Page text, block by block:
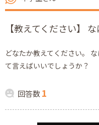
【教えてください】
どなたか教えてください。
て言えばいいでしょうか？
回答数1